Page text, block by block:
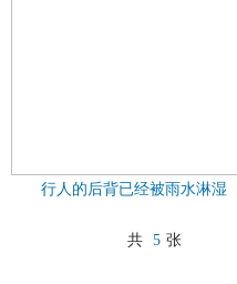
行人的后背已经被雨水淋湿
共 5 张